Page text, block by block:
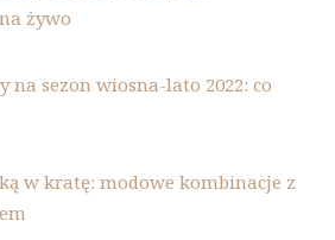
żywo
na sezon wiosna-lato 2022: co
w kratę: modowe kombinacje z